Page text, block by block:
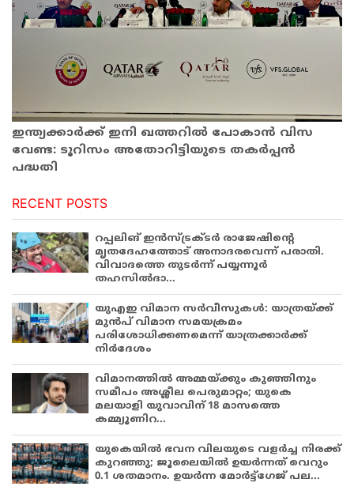
ഇന്ത്യക്കാര്‍ക്ക് ഇനി ഖത്തറില്‍ പോകാൻ വിസ
വേണ്ട: ടൂറിസം അതോറിട്ടിയുടെ തകർപ്പൻ
പദ്ധതി
RECENT POSTS
റപ്പലിങ് ഇൻസ്ട്രക്ടർ രാജേഷിന്റെ
മൃതദേഹത്തോട് അനാദരവെന്ന് പരാതി.
വിവാദത്തെ തുടർന്ന് പയ്യന്നൂർ
തഹസിൽദാ...
യുഎഇ വിമാന സർവീസുകൾ: യാത്രയ്ക്ക്
മുൻപ് വിമാന സമയക്രമം
പരിശോധിക്കണമെന്ന് യാത്രക്കാർക്ക്
നിർദേശം
വിമാനത്തിൽ അമ്മയ്ക്കും കുഞ്ഞിനും
സമീപം അശ്ലീല പെരുമാറ്റം; യുകെ
മലയാളി യുവാവിന് 18 മാസത്തെ
കമ്മ്യൂണിറ...
യുകെയിൽ ഭവന വിലയുടെ വളർച്ച നിരക്ക്
കുറഞ്ഞു; ജൂലൈയിൽ ഉയർന്നത് വെറും
0.1 ശതമാനം. ഉയർന്ന മോർട്ട്ഗേജ് പല...